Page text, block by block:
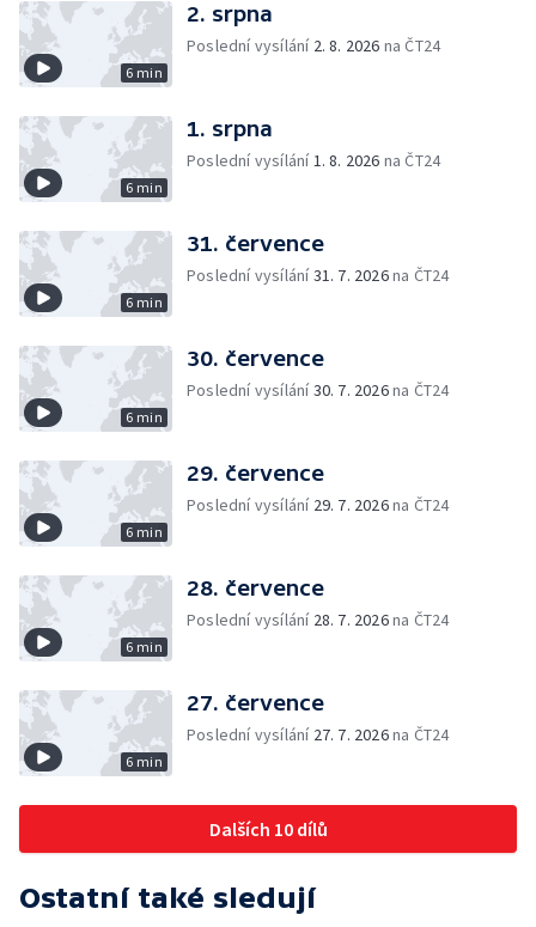
6 min
2. srpna
Poslední vysílání 2. 8. 2026 na ČT24
6 min
1. srpna
Poslední vysílání1. 8. 2026 na ČT24
6 min
31. července
Poslední vysílání31. 7. 2026na ČT24
6 min
30. července
Poslední vysílání30. 7. 2026na ČT24
6 min
29. července
Poslední vysílání 29. 7. 2026na ČT24
6 min
28. července
Poslední vysílání 28. 7. 2026na ČT24
6 min
27. července
Poslední vysílání 27. 7. 2026na ČT24
Dalších 10 dílů
Ostatní také sledují